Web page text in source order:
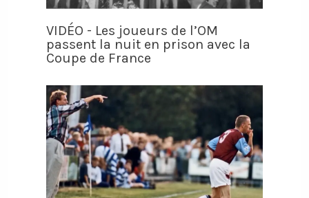
VIDÉO - Les joueurs de l’OM
passent la nuit en prison avec la
Coupe de France